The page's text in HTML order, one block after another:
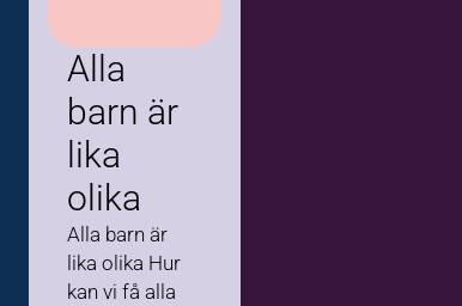
Alla
barn är
lika
olika
Alla barn är
lika olika Hur
kan vi få alla